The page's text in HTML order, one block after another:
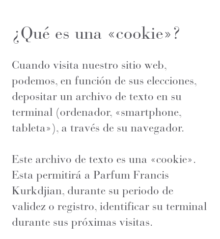
¿Qué es una «cookie»?
Cuando visita nuestro sitio web,
podemos, en función de sus elecciones,
depositar un archivo de texto en su
terminal (ordenador, «smartphone,
tableta»), a través de su navegador.
Este archivo de texto es una «cookie».
Esta permitirá a Parfum Francis
Kurkdjian, durante su periodo de
validez o registro, identificar su terminal
durante sus próximas visitas.